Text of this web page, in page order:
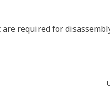
required for